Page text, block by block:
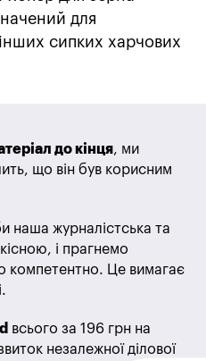
для
сипких харчових
до кінця, ми
що він був корисним
журналістська та
і прагнемо
компетентно. Це вимагає
всього за 196 грн на
незалежної ділової